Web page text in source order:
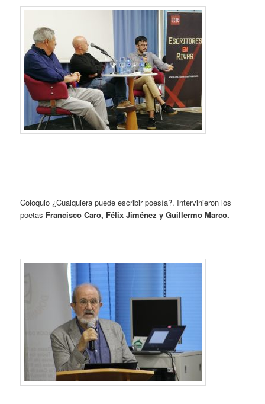
Coloquio ¿Cualquiera puede escribir poesía?. Intervinieron los
poetas Francisco Caro, Félix Jiménez y Guillermo Marco.